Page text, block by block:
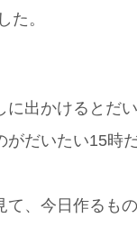
た。
出かけるとだ
がだいたい15時
て、今日作るも